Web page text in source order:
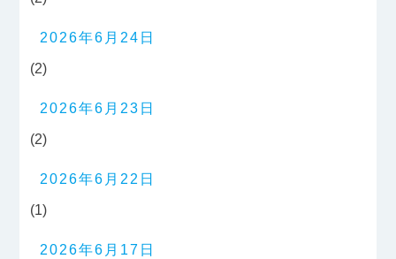
2026年6月24日
(2)
2026年6月23日
(2)
2026年6月22日
(1)
2026年6月17日